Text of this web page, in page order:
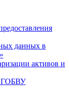
данных в
активов и
ГОБВУ